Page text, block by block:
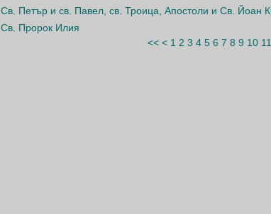
Св. Петър и св. Павел, св. Троица, Апостоли и Св. Йоан
Св. Пророк Илия
<< < 1 2 3 4 5 6 7 8 9 10 11